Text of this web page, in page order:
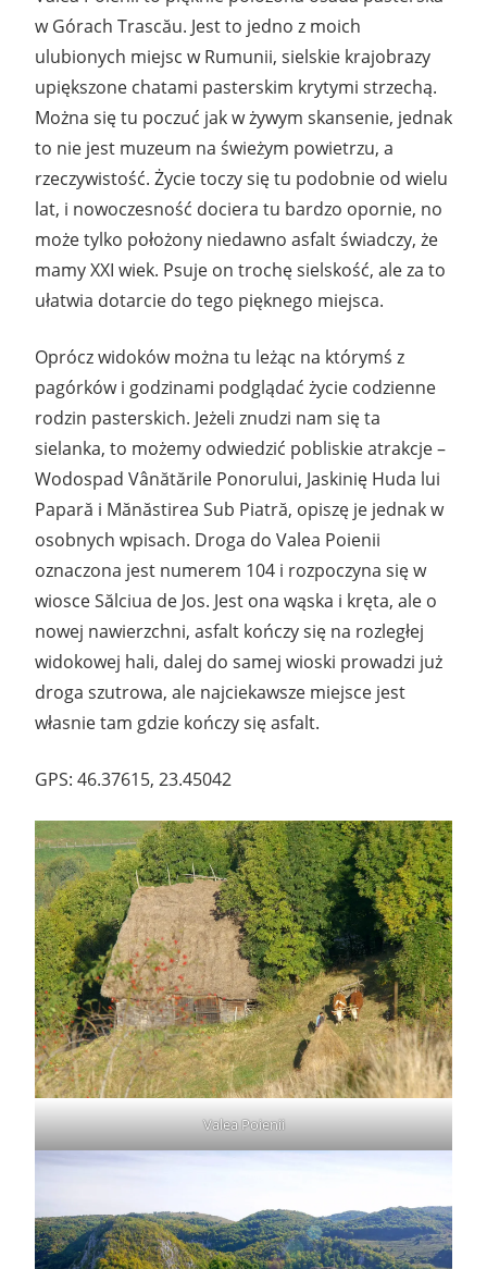
w Górach Trascău. Jest to jedno z moich
ulubionych miejsc w Rumunii, sielskie krajobrazy
upiększone chatami pasterskim krytymi strzechą.
Można się tu poczuć jak w żywym skansenie, jednak
to nie jest muzeum na świeżym powietrzu, a
rzeczywistość. Życie toczy się tu podobnie od wielu
lat, i nowoczesność dociera tu bardzo opornie, no
może tylko położony niedawno asfalt świadczy, że
mamy XXI wiek. Psuje on trochę sielskość, ale za to
ułatwia dotarcie do tego pięknego miejsca.
Oprócz widoków można tu leżąc na którymś z
pagórków i godzinami podglądać życie codzienne
rodzin pasterskich. Jeżeli znudzi nam się ta
sielanka, to możemy odwiedzić pobliskie atrakcje –
Wodospad Vânătările Ponorului, Jaskinię Huda lui
Papară i Mănăstirea Sub Piatră, opiszę je jednak w
osobnych wpisach. Droga do Valea Poienii
oznaczona jest numerem 104 i rozpoczyna się w
wiosce Sălciua de Jos. Jest ona wąska i kręta, ale o
nowej nawierzchni, asfalt kończy się na rozległej
widokowej hali, dalej do samej wioski prowadzi już
droga szutrowa, ale najciekawsze miejsce jest
własnie tam gdzie kończy się asfalt.
GPS: 46.37615, 23.45042
Valea Poienii